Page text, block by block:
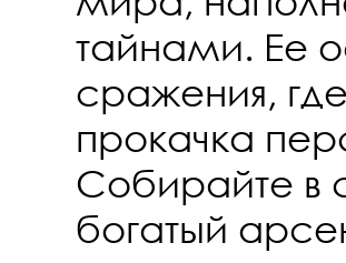
тайнами. Ее
сражения,
прокачка
Собирайте в
богатый